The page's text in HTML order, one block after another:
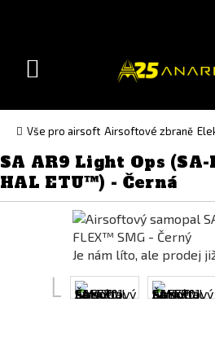
version(Slovak)
Toggle
Vše pro airsoft Airsoftové zbraně
SA AR9 Light Ops
HAL ETU™) - Černá
Je nám líto, ale prodej